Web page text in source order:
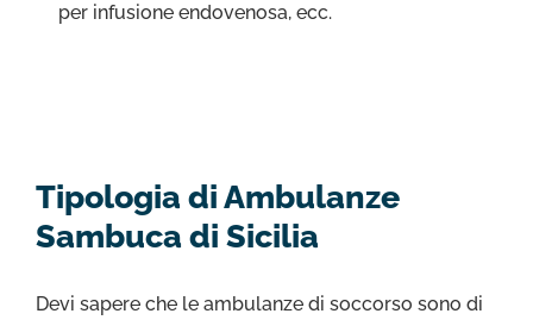
per infusione endovenosa, ecc.
Tipologia di Ambulanze
Sambuca di Sicilia
Devi sapere che le ambulanze di soccorso sono di